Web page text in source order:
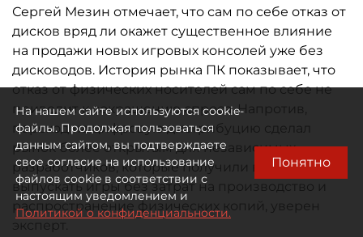
Сергей Мезин отмечает, что сам по себе отказ от
дисков вряд ли окажет существенное влияние
на продажи новых игровых консолей уже без
дисководов. История рынка ПК показывает, что
отказ от физических носителей сам по себе не
приводит к сокращению спроса. Напротив,
переход на цифровую дистрибуцию сделал
рынок более открытым для независимых
разработчиков, которые получили возможность
выпускать игры без затрат на производство и
распространение физических копий, уверен
эксперт.
На нашем сайте используются cookie-
файлы. Продолжая пользоваться
данным сайтом, вы подтверждаете
свое согласие на использование
файлов cookie в соответствии с
настоящим уведомлением и
Политикой о конфиденциальности.
Понятно